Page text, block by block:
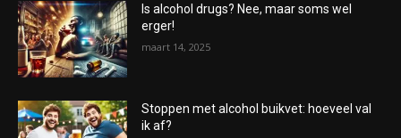
Is alcohol drugs? Nee, maar soms wel
erger!
maart 14, 2025
Stoppen met alcohol buikvet: hoeveel val
ik af?